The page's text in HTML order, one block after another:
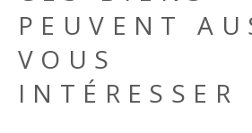
PEUVENT
VOUS
INTÉRESSER